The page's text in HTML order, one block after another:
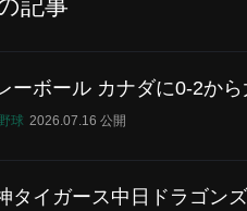
記事
ーボール カナダに0-2か
野球 2026.07.16 公開
タイガース中日ドラゴン